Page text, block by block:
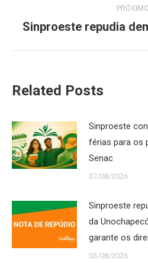
PRÓXIMO
Sinproeste repudia
Related Posts
Sinproeste
férias para os
Senac
07/08/2026
Sinproeste
da
garante os
03/08/2026